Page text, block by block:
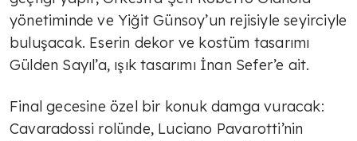
yönetiminde ve Yiğit Günsoy’un rejisiyle seyirciyle
buluşacak. Eserin dekor ve kostüm tasarımı
Gülden Sayıl’a, ışık tasarımı İnan Sefer’e ait.
Final gecesine özel bir konuk damga vuracak:
Cavaradossi rolünde, Luciano Pavarotti’nin